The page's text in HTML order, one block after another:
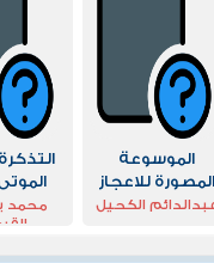
الموسوعة
للاعجاز
في القران
الكحيل
محمد